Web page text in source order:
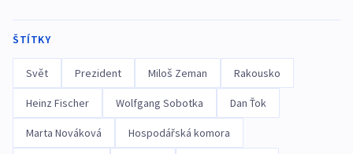
ŠTÍTKY
Svět Prezident Miloš Zeman Rakousko
Heinz Fischer Wolfgang Sobotka Dan Ťok
Marta Nováková Hospodářská komora